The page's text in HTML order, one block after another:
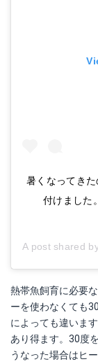
暑くなってき
付けました
A post shared
熱帯魚飼育に必要
ーを使わなくても
によっても違いま
あり得ます。30度
うなった場合はヒ